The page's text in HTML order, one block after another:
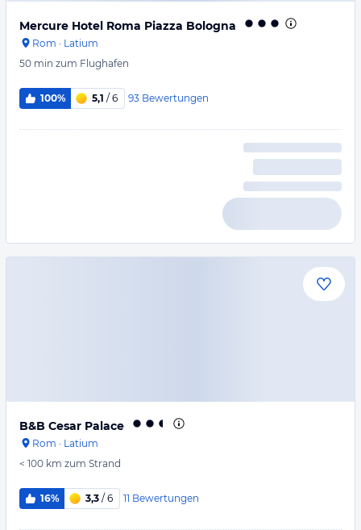
Mercure Hotel Roma Piazza Bologna
Rom · Latium
50 min zum Flughafen
100% 5,1 / 6 93 Bewertungen
B&B Cesar Palace
Rom · Latium
< 100 km zum Strand
16% 3,3 / 6 11 Bewertungen